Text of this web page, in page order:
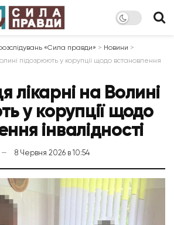
«Сила правди» > Новини >
підозрюють у корупції щодо встановлення
лікарні на Волині
у корупції щодо
інвалідності
8 Червня 2026 в 10:54